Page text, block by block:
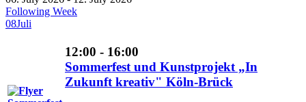
Following Week
08Juli
12:00 - 16:00
Sommerfest und Kunstprojekt „In
Zukunft kreativ" Köln-Brück